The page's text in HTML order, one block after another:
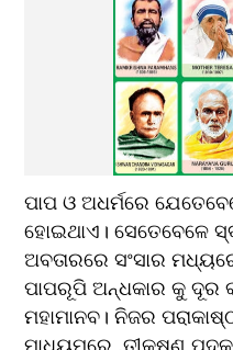
ପାପ ଓ ଅଧର୍ମରେ
ହୋଇଥାଏ। ସେତେବେଳେ
ଅବତାରରେ ସଂସାର
ପାପରୂପି ଅନ୍ଧକାର କୁ ଦୂର
ମହାମାନବ। ନିଜର
ମାଧ୍ୟମରେ ,ତୀକ୍ଷ୍ଣ